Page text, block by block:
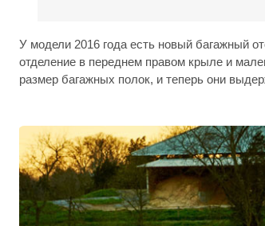
У модели 2016 года есть новый багажный
отделение в переднем правом крыле и
размер багажных полок, и теперь они